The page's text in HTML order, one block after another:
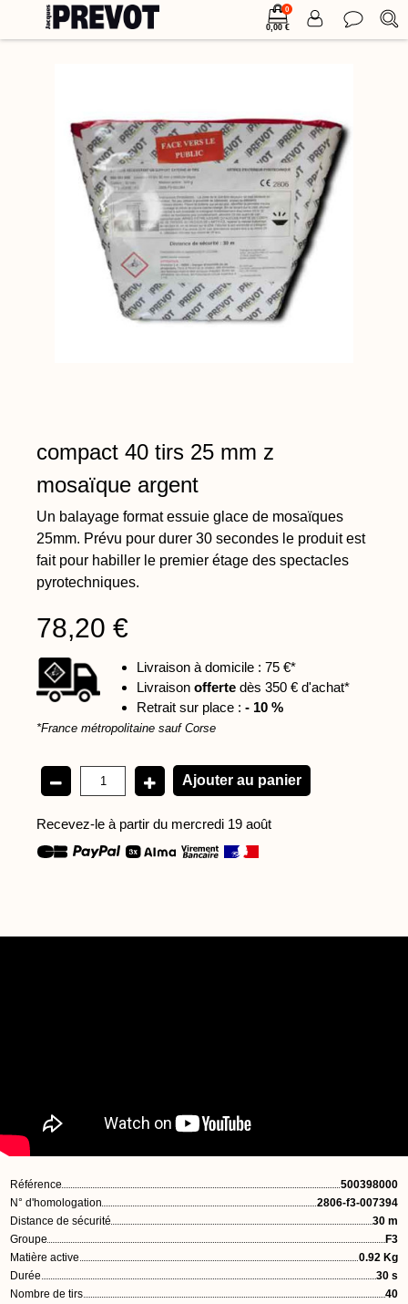
0
0,00 €
compact 40 tirs 25 mm z
mosaïque argent
Un balayage format essuie glace de mosaïques
25mm. Prévu pour durer 30 secondes le produit est
fait pour habiller le premier étage des spectacles
pyrotechniques.
78,20 €
Livraison à domicile : 75 €*
Livraison offerte dès 350 € d'achat*
Retrait sur place : - 10 %
*France métropolitaine sauf Corse
Recevez-le à partir du mercredi 19 août
Référence
500398000
N° d'homologation
2806-f3-007394
Distance de sécurité
30 m
Groupe
F3
Matière active
0.92 Kg
Durée
30 s
Nombre de tirs
40